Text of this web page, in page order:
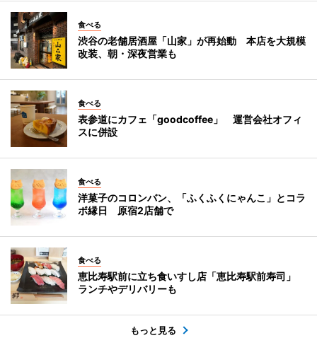
食べる
渋谷の老舗居酒屋「山家」が再始動 本店を大規模
改装、朝・深夜営業も
食べる
表参道にカフェ「goodcoffee」 運営会社オフィ
スに併設
食べる
洋菓子のコロンバン、「ふくふくにゃんこ」とコラ
ボ縁日 原宿2店舗で
食べる
恵比寿駅前に立ち食いすし店「恵比寿駅前寿司」
ランチやデリバリーも
もっと見る